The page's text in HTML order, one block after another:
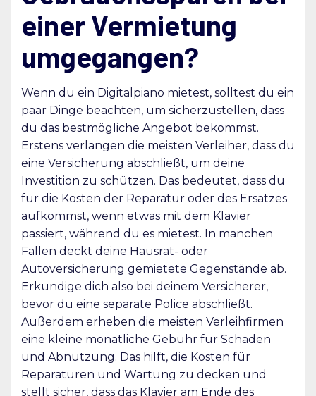
einer Vermietung
umgegangen?
Wenn du ein Digitalpiano mietest, solltest du ein
paar Dinge beachten, um sicherzustellen, dass
du das bestmögliche Angebot bekommst.
Erstens verlangen die meisten Verleiher, dass du
eine Versicherung abschließt, um deine
Investition zu schützen. Das bedeutet, dass du
für die Kosten der Reparatur oder des Ersatzes
aufkommst, wenn etwas mit dem Klavier
passiert, während du es mietest. In manchen
Fällen deckt deine Hausrat- oder
Autoversicherung gemietete Gegenstände ab.
Erkundige dich also bei deinem Versicherer,
bevor du eine separate Police abschließt.
Außerdem erheben die meisten Verleihfirmen
eine kleine monatliche Gebühr für Schäden
und Abnutzung. Das hilft, die Kosten für
Reparaturen und Wartung zu decken und
stellt sicher, dass das Klavier am Ende des